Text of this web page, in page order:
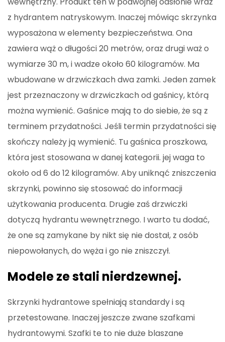
z hydrantem natryskowym. Inaczej mówiąc skrzynka
wyposażona w elementy bezpieczeństwa. Ona
zawiera wąż o długości 20 metrów, oraz drugi waż o
wymiarze 30 m, i wadze około 60 kilogramów. Ma
wbudowane w drzwiczkach dwa zamki. Jeden zamek
jest przeznaczony w drzwiczkach od gaśnicy, którą
można wymienić. Gaśnice mają to do siebie, że są z
terminem przydatności. Jeśli termin przydatności się
skończy należy ją wymienić. Tu gaśnica proszkowa,
która jest stosowana w danej kategorii. jej waga to
około od 6 do 12 kilogramów. Aby uniknąć zniszczenia
skrzynki, powinno się stosować do informacji
użytkowania producenta. Drugie zaś drzwiczki
dotyczą hydrantu wewnętrznego. I warto tu dodać,
że one są zamykane by nikt się nie dostał, z osób
niepowołanych, do węża i go nie zniszczył.
Modele ze stali nierdzewnej.
Skrzynki hydrantowe spełniają standardy i są
przetestowane. Inaczej jeszcze zwane szafkami
hydrantowymi. Szafki te to nie duże blaszane